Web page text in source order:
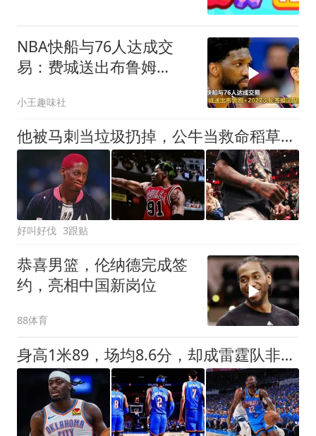
NBA快船与76人达成交
易：费城送出布鲁姆
偿
小王趣味社
他被马刺当垃圾扔掉，公牛当救命稻草捡回来，结果救了72胜赛季
好叫好伐 3跟贴
恭喜男篮，伦纳德完成签
约，亮相中国新岗位
88体育
身高1米89，场均8.6分，却成雷霆队非卖品，还有望拿上亿美元合同